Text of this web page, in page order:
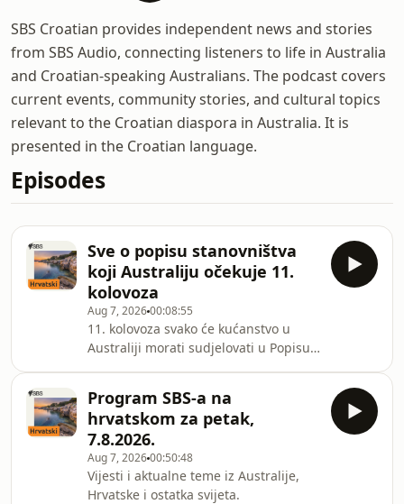
SBS Croatian provides independent news and stories
from SBS Audio, connecting listeners to life in Australia
and Croatian-speaking Australians. The podcast covers
current events, community stories, and cultural topics
relevant to the Croatian diaspora in Australia. It is
presented in the Croatian language.
Episodes
Sve o popisu stanovništva
koji Australiju očekuje 11.
kolovoza
Aug 7, 202600:08:55
11. kolovoza svako će kućanstvo u
Australiji morati sudjelovati u Popisu
kada se provodi, zašto je važan i kako
izgleda cijeli postupak.
Program SBS-a na
hrvatskom za petak,
7.8.2026.
Aug 7, 202600:50:48
Vijesti i aktualne teme iz Australije,
Hrvatske i ostatka svijeta.